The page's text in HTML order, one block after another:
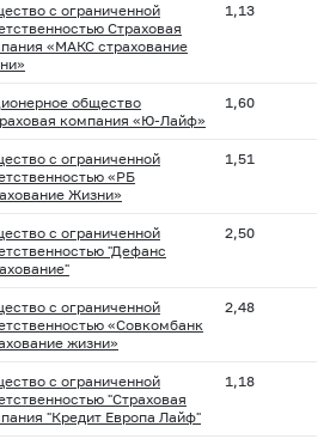
с ограниченной
Страховая
«МАКС страхование
1,13
общество
компания «Ю-Лайф»
1,60
с ограниченной
«РБ
Жизни»
1,51
с ограниченной
"Дефанс
2,50
с ограниченной
«Совкомбанк
жизни»
2,48
с ограниченной
"Страховая
"Кредит Европа Лайф"
1,18